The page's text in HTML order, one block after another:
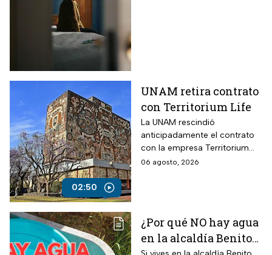
02:50
UNAM retira contrato
con Territorium Life
La UNAM rescindió
anticipadamente el contrato
con la empresa Territorium
Life, encargada del examen
06 agosto, 2026
¿Por qué NO hay agua
en la alcaldía Benito